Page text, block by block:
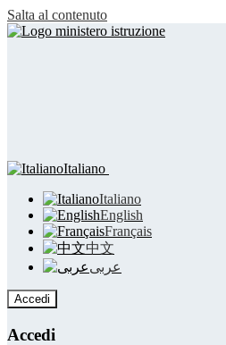
Salta al contenuto
Italiano
Italiano
English
Français
中文
عربى
Accedi
Accedi